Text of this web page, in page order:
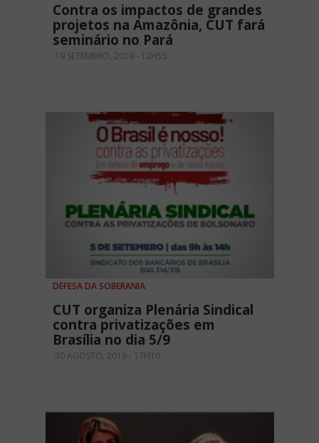
Contra os impactos de grandes
projetos na Amazônia, CUT fará
seminário no Pará
19 SETEMBRO, 2019 - 12H55
DEFESA DA SOBERANIA
CUT organiza Plenária Sindical
contra privatizações em
Brasília no dia 5/9
30 AGOSTO, 2019 - 17H10